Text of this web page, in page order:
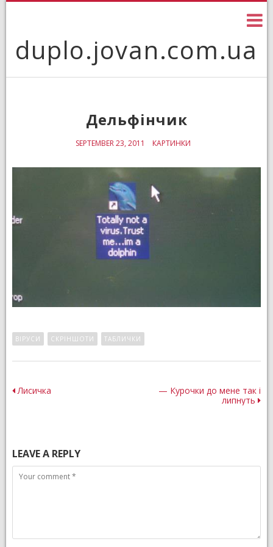
duplo.jovan.com.ua
Дельфінчик
SEPTEMBER 23, 2011 КАРТИНКИ
ВІРУСИ СКРІНШОТИ ТАБЛИЧКИ
Post
Лисичка
— Курочки до мене так і
липнуть
LEAVE A REPLY
Comment